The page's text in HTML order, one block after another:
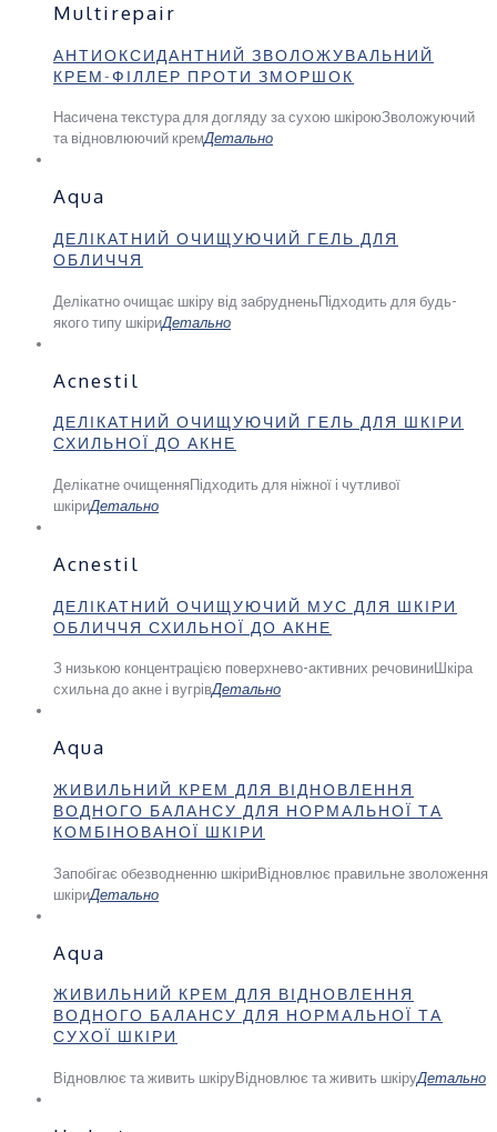
Multirepair
АНТИОКСИДАНТНИЙ ЗВОЛОЖУВАЛЬНИЙ
КРЕМ-ФІЛЛЕР ПРОТИ ЗМОРШОК
Насичена текстура для догляду за сухою шкіроюЗволожуючий
та відновлюючий кремДетально
Aqua
ДЕЛІКАТНИЙ ОЧИЩУЮЧИЙ ГЕЛЬ ДЛЯ
ОБЛИЧЧЯ
Делікатно очищає шкіру від забрудненьПідходить для будь-
якого типу шкіриДетально
Acnestil
ДЕЛІКАТНИЙ ОЧИЩУЮЧИЙ ГЕЛЬ ДЛЯ ШКІРИ
СХИЛЬНОЇ ДО АКНЕ
Делікатне очищенняПідходить для ніжної і чутливої
шкіриДетально
Acnestil
ДЕЛІКАТНИЙ ОЧИЩУЮЧИЙ МУС ДЛЯ ШКІРИ
ОБЛИЧЧЯ СХИЛЬНОЇ ДО АКНЕ
З низькою концентрацією поверхнево-активних речовиниШкіра
схильна до акне і вугрівДетально
Aqua
ЖИВИЛЬНИЙ КРЕМ ДЛЯ ВІДНОВЛЕННЯ
ВОДНОГО БАЛАНСУ ДЛЯ НОРМАЛЬНОЇ ТА
КОМБІНОВАНОЇ ШКІРИ
Запобігає обезводненню шкіриВідновлює правильне зволоження
шкіриДетально
Aqua
ЖИВИЛЬНИЙ КРЕМ ДЛЯ ВІДНОВЛЕННЯ
ВОДНОГО БАЛАНСУ ДЛЯ НОРМАЛЬНОЇ ТА
СУХОЇ ШКІРИ
Відновлює та живить шкіруВідновлює та живить шкіруДетально